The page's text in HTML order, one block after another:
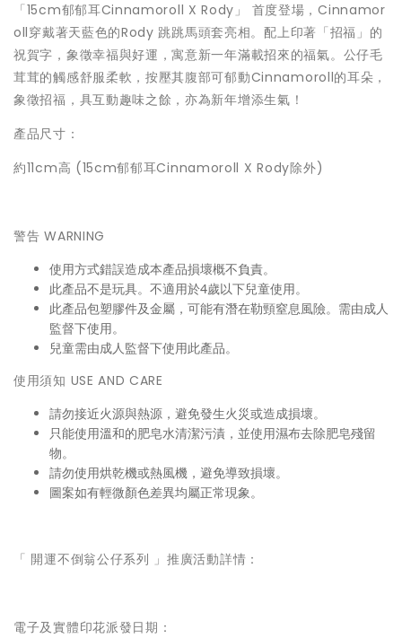
「15cm郁郁耳Cinnamoroll X Rody」 首度登場，Cinnamor
oll穿戴著天藍色的Rody 跳跳馬頭套亮相。配上印著「招福」的
祝賀字，象徵幸福與好運，寓意新一年滿載招來的福氣。公仔毛
茸茸的觸感舒服柔軟，按壓其腹部可郁動Cinnamoroll的耳朵，
象徵招福，具互動趣味之餘，亦為新年增添生氣！
產品尺寸：
約11cm高 (15cm郁郁耳Cinnamoroll X Rody除外)
警告 WARNING
使用方式錯誤造成本產品損壞概不負責。
此產品不是玩具。不適用於4歲以下兒童使用。
此產品包塑膠件及金屬，可能有潛在勒頸窒息風險。需由成人
監督下使用。
兒童需由成人監督下使用此產品。
使用須知 USE AND CARE
請勿接近火源與熱源，避免發生火災或造成損壞。
只能使用溫和的肥皂水清潔污漬，並使用濕布去除肥皂殘留
物。
請勿使用烘乾機或熱風機，避免導致損壞。
圖案如有輕微顏色差異均屬正常現象。
「 開運不倒翁公仔系列 」推廣活動詳情：
電子及實體印花派發日期：